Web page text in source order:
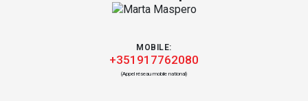
MOBILE:
+351917762080
(Appel réseau mobile national)